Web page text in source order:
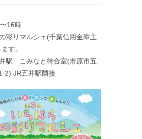
16時
彩りマルシェ(千葉信用金庫主
す。
駅 こみなと待合室(市原市五
2) JR五井駅隣接